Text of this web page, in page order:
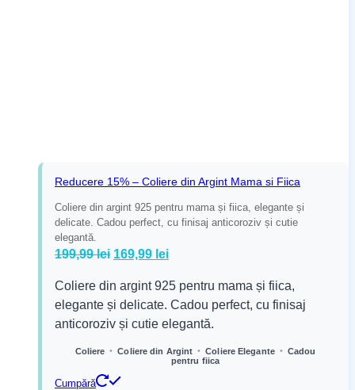
Reducere 15% – Coliere din Argint Mama si Fiica
Coliere din argint 925 pentru mama și fiica, elegante și
delicate. Cadou perfect, cu finisaj anticoroziv și cutie
elegantă.
199,99lei Prețul
a
fost:
199,99 lei.
169,99 leiPrețul
este:
169,99 lei.
Coliere din argint 925 pentru mama și fiica,
elegante și delicate. Cadou perfect, cu finisaj
anticoroziv și cutie elegantă.
Coliere • Coliere din Argint • Coliere Elegante • Cadou
pentru fiica
Cumpără